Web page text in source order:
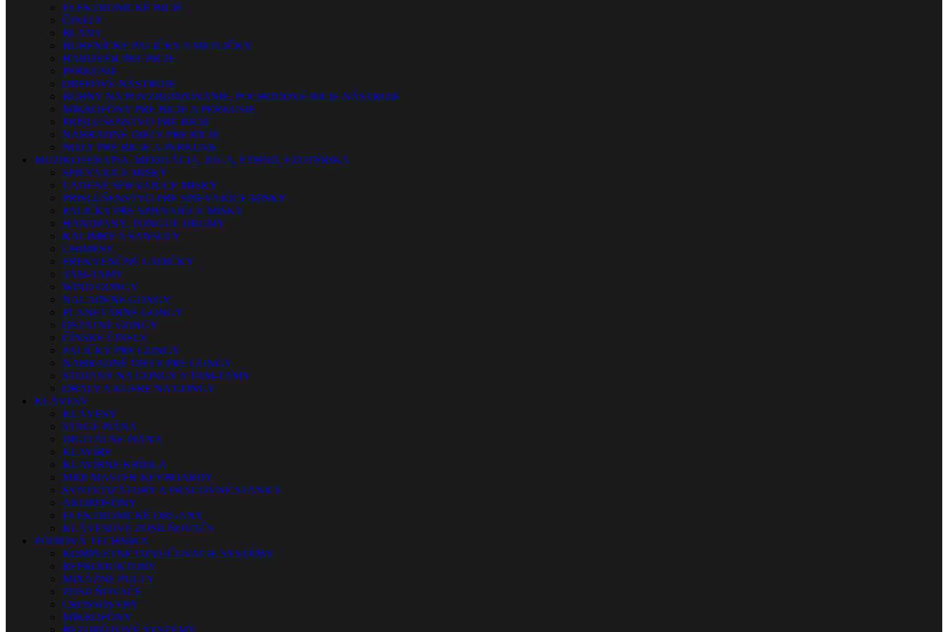
ELEKTRONICKÉ BICIE
ČINELY
BLANY
BUBENÍCKE PALIČKY A METLIČKY
HARDVÉR PRE BICIE
PERKUSIE
ORFFOVÉ NÁSTROJE
BUBNY NA POVZBUDZOVANIE, POCHODOVÉ BICIE NÁSTROJE
MIKROFÓNY PRE BICIE A PERKUSIE
PRÍSLUŠENSTVO PRE BICIE
NÁHRADNÉ DIELY PRE BICIE
NOTY PRE BICIE A PERKUSIE
MUZIKOTERAPIA, MEDITÁCIA, JOGA, ETHNO, EZOTERIKA
SPIEVAJÚCE MISKY
LADENÉ SPIEVAJÚCE MISKY
PRISLUŠENSTVO PRE SPIEVAJÚCE MISKY
PALIČKY PRE SPIEVAJÚCE MISKY
HANDPANY, TONGUE DRUMY
KALIMBY A SANSULY
CHIMESY
FREKVENČNÉ LADIČKY
TAM-TAMY
WIND GONGY
NALADENÉ GONGY
PLANETÁRNE GONGY
OSTATNÉ GONGY
ČÍNSKE ČINELY
PALIČKY PRE GONGY
NÁHRADNÉ DIELY PRE GONGY
STOJANY NA GONGY A TAM-TAMY
OBALY A KUFRE NA GONGY
KLÁVESY
KLÁVESY
STAGE PIÁNA
DIGITÁLNE PIÁNA
KLAVÍRE
KLAVÍRNE KRÍDLA
MIDI MASTER KEYBOARDY
SYNTETIZÁTORY A PRACOVNÉ STANICE
AKORDEÓNY
ELEKTRONICKÉ ORGANY
KLÁVESOVÉ ZOSILŇOVAČE
PÓDIOVÁ TECHNIKA
KOMPLETNÉ OZVUČOVACIE SYSTÉMY
REPRODUKTORY
MIXÁŽNE PULTY
ZOSILŇOVAČE
CROSSOVERY
MIKROFÓNY
BEZDRÔTOVÉ SYSTÉMY